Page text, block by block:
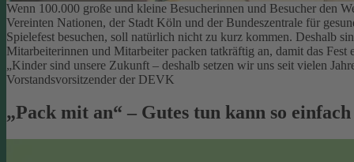
Wenn 100.000 große und kleine Besucherinnen und Besucher den
Vereinten Nationen, der Stadt Köln und der Bundeszentrale für
Spielefest besuchen, soll natürlich nicht zu kurz kommen. Deshalb
Mitarbeiterinnen und Mitarbeiter packen tatkräftig an, damit das
„Kinder sind unsere Zukunft – deshalb setzen wir uns seit vielen
Vorstandsvorsitzender der DEVK
„Pack mit an“ – Gutes tun kann so einfach